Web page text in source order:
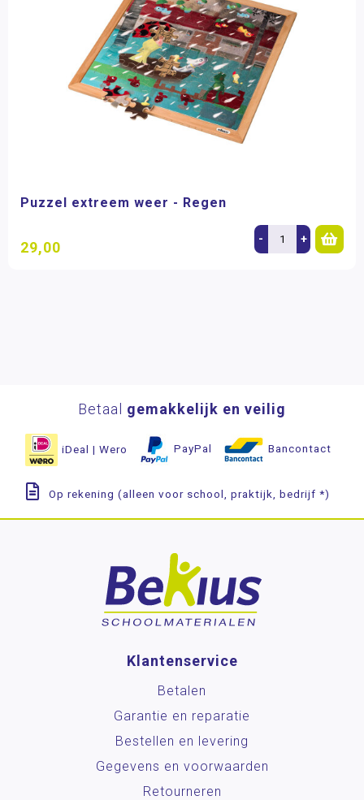
Puzzel extreem weer - Regen
29,00 - +
Betaal gemakkelijk en veilig
iDeal | Wero PayPal Bancontact
Op rekening (alleen voor school, praktijk, bedrijf *)
Klantenservice
Betalen
Garantie en reparatie
Bestellen en levering
Gegevens en voorwaarden
Retourneren